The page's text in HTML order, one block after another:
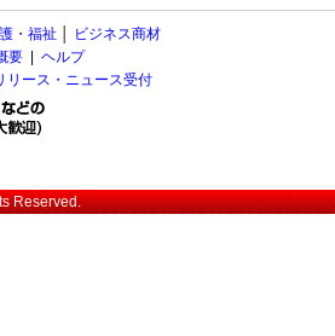
・福祉
ビジネス商材
要
ヘルプ
リース・ニュース受付
Reserved.